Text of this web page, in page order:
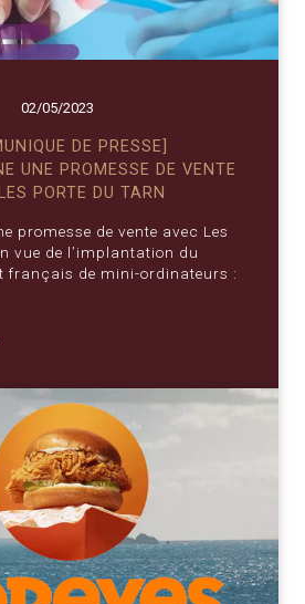
02/05/2023
DE PRESSE]
UNE PROMESSE DE VENTE
PORTE DU TARN
promesse de vente avec Les
vue de l’implantation du
français de mini-ordinateurs :